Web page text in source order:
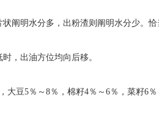
明水分多，出粉渣则阐明水分少。恰
，出油方位均向后移。
豆5％～8％，棉籽4％～6％，菜籽6